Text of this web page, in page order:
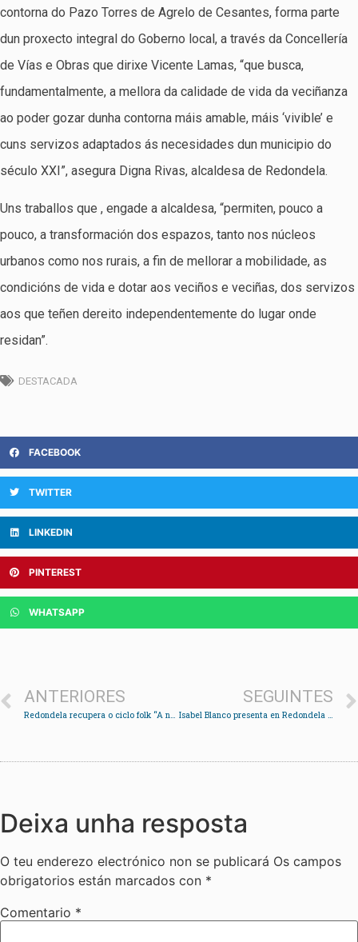
contorna do Pazo Torres de Agrelo de Cesantes, forma parte
dun proxecto integral do Goberno local, a través da Concellería
de Vías e Obras que dirixe Vicente Lamas, “que busca,
fundamentalmente, a mellora da calidade de vida da veciñanza
ao poder gozar dunha contorna máis amable, máis ‘vivible’ e
cuns servizos adaptados ás necesidades dun municipio do
século XXI”, asegura Digna Rivas, alcaldesa de Redondela.
Uns traballos que , engade a alcaldesa, “permiten, pouco a
pouco, a transformación dos espazos, tanto nos núcleos
urbanos como nos rurais, a fin de mellorar a mobilidade, as
condicións de vida e dotar aos veciños e veciñas, dos servizos
aos que teñen dereito independentemente do lugar onde
residan”.
DESTACADA
FACEBOOK
TWITTER
LINKEDIN
PINTEREST
WHATSAPP
ANTERIORES SEGUINTES
Deixa unha resposta
O teu enderezo electrónico non se publicará Os campos
obrigatorios están marcados con *
Comentario *